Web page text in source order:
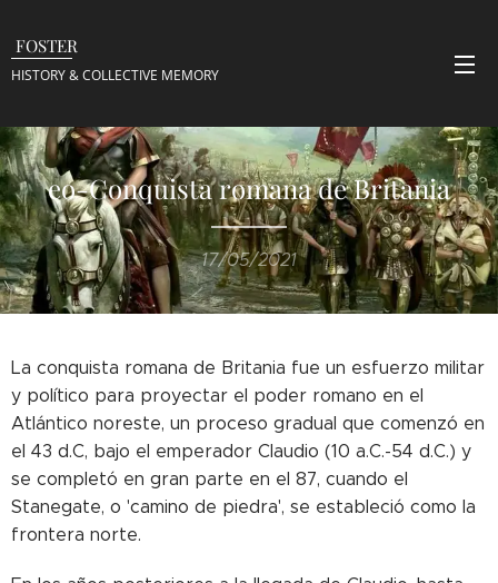
FOSTER
HISTORY & COLLECTIVE MEMORY
eo-Conquista romana de Britania
17/05/2021
La conquista romana de Britania fue un esfuerzo militar
y político para proyectar el poder romano en el
Atlántico noreste, un proceso gradual que comenzó en
el 43 d.C, bajo el emperador Claudio (10 a.C.-54 d.C.) y
se completó en gran parte en el 87, cuando el
Stanegate, o 'camino de piedra', se estableció como la
frontera norte.